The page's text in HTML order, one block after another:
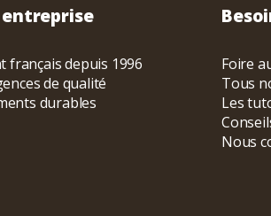
français depuis 1996
de qualité
durables
Foire
Tous
Les
Nous